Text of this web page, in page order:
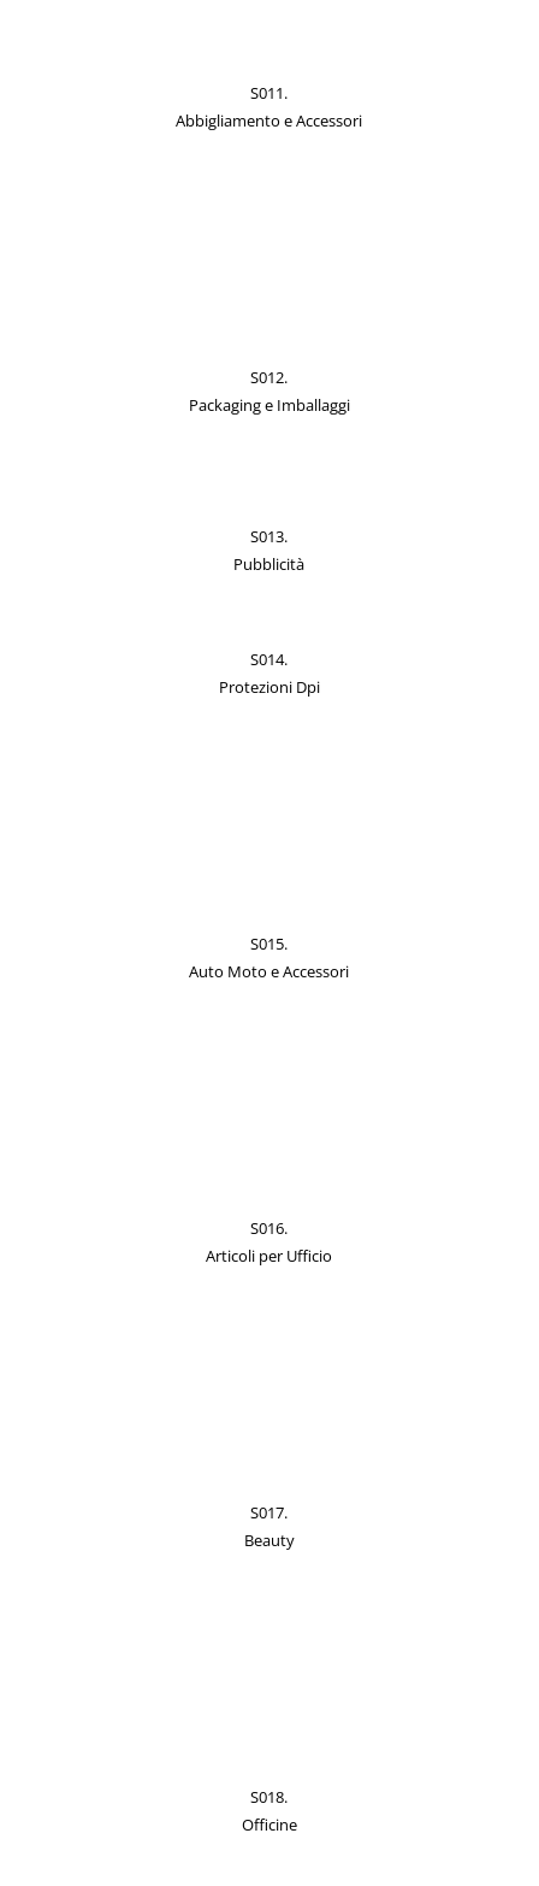
S011.
Abbigliamento e Accessori
S012.
Packaging e Imballaggi
S013.
Pubblicità
S014.
Protezioni Dpi
S015.
Auto Moto e Accessori
S016.
Articoli per Ufficio
S017.
Beauty
S018.
Officine